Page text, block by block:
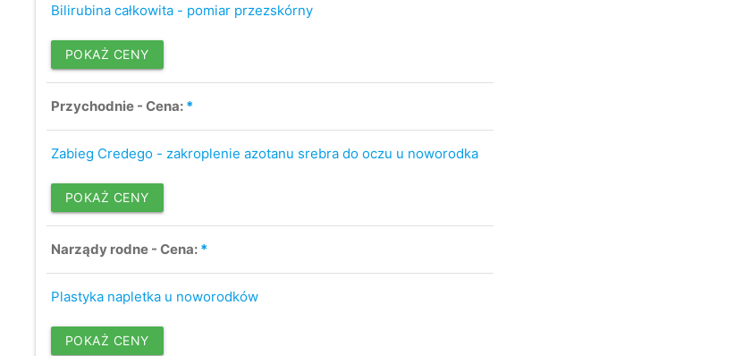
Bilirubina całkowita - pomiar przezskórny
POKAŻ CENY
Przychodnie - Cena: *
Zabieg Credego - zakroplenie azotanu srebra do oczu u noworodka
POKAŻ CENY
Narządy rodne - Cena: *
Plastyka napletka u noworodków
POKAŻ CENY